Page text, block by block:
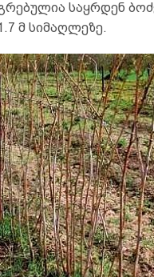
საყრდენ
მ სიმაღლეზე.